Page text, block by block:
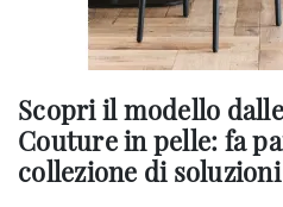
Scopri il modello
Couture in pelle: fa
collezione di